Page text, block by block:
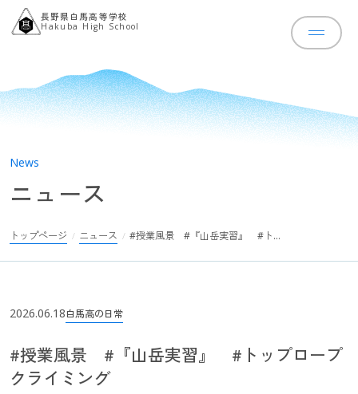
長野県白馬高等学校
Hakuba High School
学校の歩み
進路状況
スクールカウンセラー
News
ニュース
トップページ ニュース
#授業風景 #『山岳実習』 #トッ
2026.06.18白馬高の日常
#授業風景 #『山岳実習』 #トップロープ
クライミング